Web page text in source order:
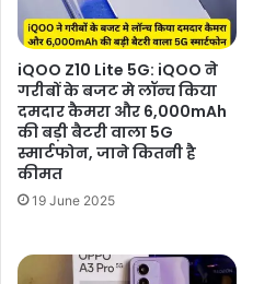
iQOO Z10 Lite 5G: iQOO ने
गरीबों के बजट मे लॉन्च किया
दमदार कैमरा और 6,000mAh
की बड़ी बैटरी वाला 5G
स्मार्टफोन, जाने कितनी है
कीमत
19 June 2025